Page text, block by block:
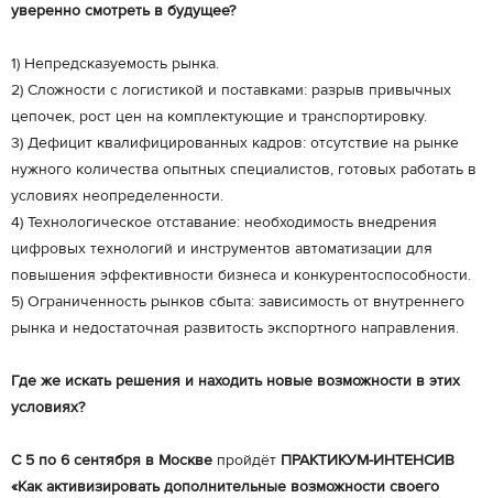
уверенно смотреть в будущее?
1) Непредсказуемость рынка.
2) Сложности с логистикой и поставками: разрыв привычных
цепочек, рост цен на комплектующие и транспортировку.
3) Дефицит квалифицированных кадров: отсутствие на рынке
нужного количества опытных специалистов, готовых работать в
условиях неопределенности.
4) Технологическое отставание: необходимость внедрения
цифровых технологий и инструментов автоматизации для
повышения эффективности бизнеса и конкурентоспособности.
5) Ограниченность рынков сбыта: зависимость от внутреннего
рынка и недостаточная развитость экспортного направления.
Где же искать решения и находить новые возможности в этих
условиях?
С 5 по 6 сентября в Москве пройдёт ПРАКТИКУМ-ИНТЕНСИВ
«Как активизировать дополнительные возможности своего